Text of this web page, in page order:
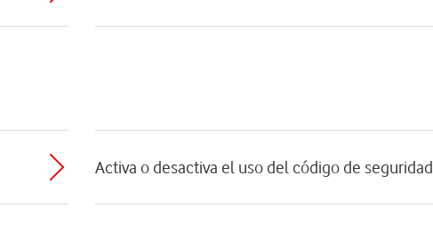
Activa o desactiva el uso del código de seguridad